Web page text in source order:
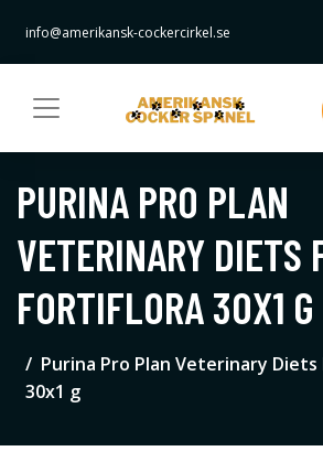
info@amerikansk-cockercirkel.se
PURINA PRO PLAN
VETERINARY DIETS
FORTIFLORA 30X1 G
Purina Pro Plan Veterinary
30x1 g